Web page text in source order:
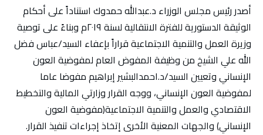
أصدر رئيس مجلس الوزراء د.عبدالله حمدوك استناداً على أحكام
الوثيقة الدستورية للفترة الانتقالية لسنة ٢٠١٩م وبناءً على توصية
وزيرة العمل والتنمية الاجتماعية قراراً بإعفاء السيد/عباس فضل
الله علي الشيخ من وظيفة المفوض العام لمفوضية العون
الإنساني وتعيين السيد/د.احمدالبشير إبراهيم مفوضا عاما
لمفوضية العون الإنساني، ووجه القرار وزارتي المالية والتخطيط
الاقتصادي والعمل والتنمية الاجتماعية(مفوضية العون
الإنساني) والجهات المعنية الأخرى إتخاذ إجراءات تنفيذ القرار.